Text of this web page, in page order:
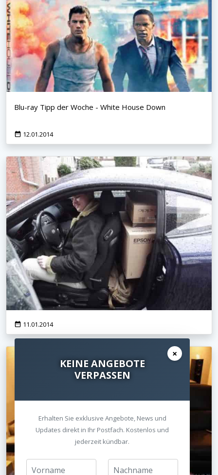
Blu-ray Tipp der Woche - White House Down
12.01.2014
Heimkino Lösung to Go
11.01.2014
×
KEINE ANGEBOTE
VERPASSEN
Erhalten Sie exklusive Angebote, News und
Updates direkt in Ihr Postfach. Kostenlos und
jederzeit kündbar.